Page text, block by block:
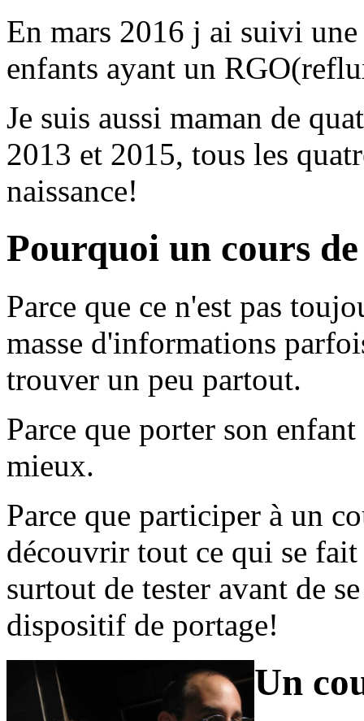
En mars 2016 j ai suivi
enfants ayant un
Je suis aussi maman de
2013 et 2015, tous les
naissance!
Pourquoi un cours
Parce que ce n'est pas
masse d'informations
trouver un peu partout.
Parce que porter son
mieux.
Parce que participer à un
découvrir tout ce qui se
surtout de tester avant de
dispositif de portage!
Un